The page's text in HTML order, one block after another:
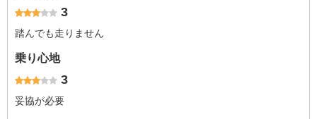
3
踏んでも走りません
乗り心地
3
妥協が必要